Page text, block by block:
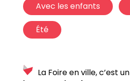
Avec les enfants
Été
La Foire en ville, c’est un